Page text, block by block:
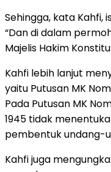
Sehingga, kata Kahfi,
“Dan di dalam
Majelis Hakim
Kahfi lebih lanjut
yaitu Putusan MK
Pada Putusan MK
1945 tidak
pembentuk undang-
Kahfi juga